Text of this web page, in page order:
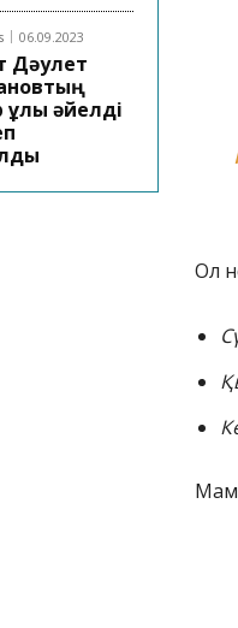
06.09.2023
Дәулет
ұлы әйелді
Ол